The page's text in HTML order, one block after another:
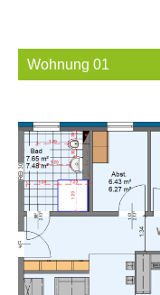
Wohnung 01